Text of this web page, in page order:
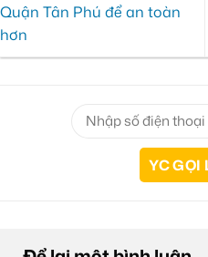
Quận Tân Phú để an toàn
hơn